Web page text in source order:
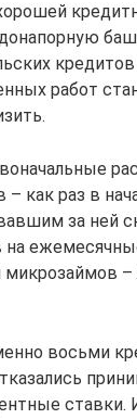
работ
как раз в
за ней
на
микрозаймов
восьми
ставки.